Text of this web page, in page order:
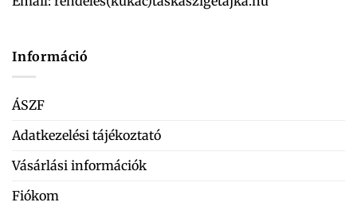
Információ
ÁSZF
Adatkezelési tájékoztató
Vásárlási információk
Fiókom